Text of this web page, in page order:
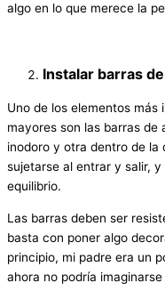
algo en lo que merece la
Instalar barras
Uno de los elementos
mayores son las barras de
inodoro y otra dentro de la
sujetarse al entrar y salir,
equilibrio.
Las barras deben ser
basta con poner algo
principio, mi padre era un
ahora no podría imaginarse